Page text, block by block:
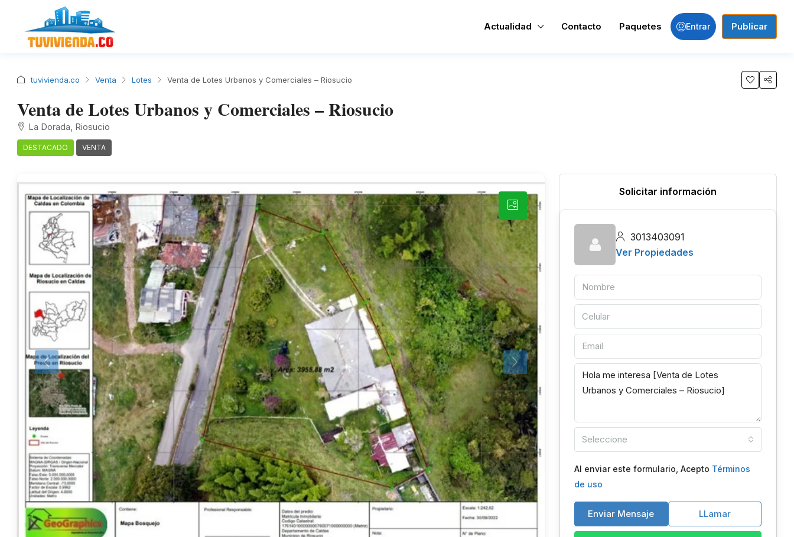
Actualidad Contacto Paquetes Entrar Publicar
tuvivienda.co Venta Lotes Venta de Lotes Urbanos y Comerciales – Riosucio
Venta de Lotes Urbanos y Comerciales – Riosucio
La Dorada, Riosucio
DESTACADO VENTA
Solicitar información
3013403091
Ver Propiedades
Seleccione
Al enviar este formulario, Acepto Términos
de uso
Enviar Mensaje LLamar